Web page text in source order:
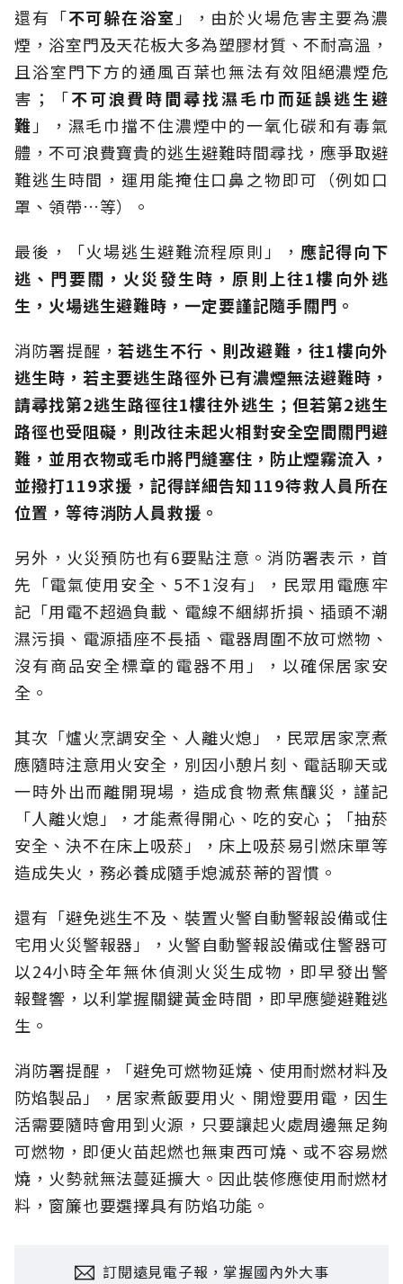
還有「不可躲在浴室 」，由於火場危害主要為濃
煙，浴室門及天花板大多為塑膠材質、不耐高溫，
且浴室門下方的通風百葉也無法有效阻絕濃煙危
害；「不可浪費時間尋找濕毛巾而延誤逃生避
難 」，濕毛巾擋不住濃煙中的一氧化碳和有毒氣
體，不可浪費寶貴的逃生避難時間尋找，應爭取避
難逃生時間，運用能掩住口鼻之物即可（例如口
罩、領帶…等）。
最後，「火場逃生避難流程原則」， 應記得向下
逃、門要關，火災發生時，原則上往1樓向外逃
生，火場逃生避難時，一定要謹記隨手關門。
消防署提醒，若逃生不行、則改避難，往1樓向外
逃生時，若主要逃生路徑外已有濃煙無法避難時，
請尋找第2逃生路徑往1樓往外逃生；但若第2逃生
路徑也受阻礙，則改往未起火相對安全空間關門避
難，並用衣物或毛巾將門縫塞住，防止煙霧流入，
並撥打119求援，記得詳細告知119待救人員所在
位置，等待消防人員救援。
另外，火災預防也有6要點注意。消防署表示，首
先「電氣使用安全、5不1沒有」，民眾用電應牢
記「用電不超過負載、電線不綑綁折損、插頭不潮
濕污損、電源插座不長插、電器周圍不放可燃物、
沒有商品安全標章的電器不用」，以確保居家安
全。
其次「爐火烹調安全、人離火熄」，民眾居家烹煮
應隨時注意用火安全，別因小憩片刻、電話聊天或
一時外出而離開現場，造成食物煮焦釀災，謹記
「人離火熄」，才能煮得開心、吃的安心；「抽菸
安全、決不在床上吸菸」，床上吸菸易引燃床單等
造成失火，務必養成隨手熄滅菸蒂的習慣。
還有「避免逃生不及、裝置火警自動警報設備或住
宅用火災警報器」，火警自動警報設備或住警器可
以24小時全年無休偵測火災生成物，即早發出警
報聲響，以利掌握關鍵黃金時間，即早應變避難逃
生。
消防署提醒，「避免可燃物延燒、使用耐燃材料及
防焰製品」，居家煮飯要用火、開燈要用電，因生
活需要隨時會用到火源，只要讓起火處周邊無足夠
可燃物，即便火苗起燃也無東西可燒、或不容易燃
燒，火勢就無法蔓延擴大。因此裝修應使用耐燃材
料，窗簾也要選擇具有防焰功能。
訂閱遠見電子報，掌握國內外大事